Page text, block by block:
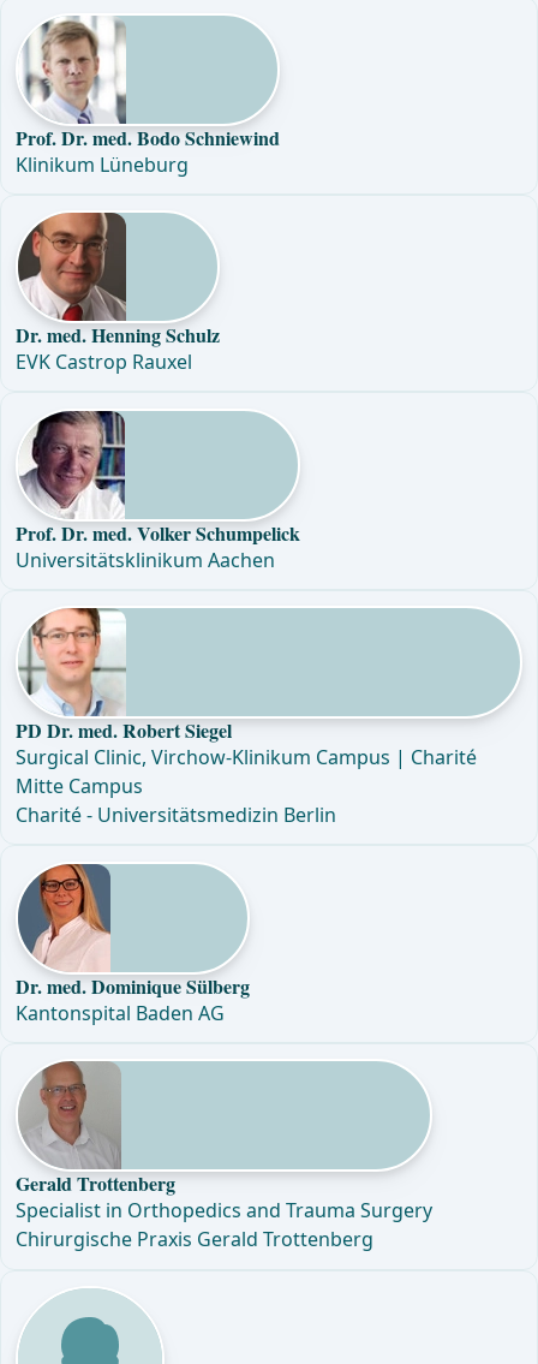
Prof. Dr. med. Bodo Schniewind
Klinikum Lüneburg
Dr. med. Henning Schulz
EVK Castrop Rauxel
Prof. Dr. med. Volker Schumpelick
Universitätsklinikum Aachen
PD Dr. med. Robert Siegel
Surgical Clinic, Virchow-Klinikum Campus | Charité
Mitte Campus
Charité - Universitätsmedizin Berlin
Dr. med. Dominique Sülberg
Kantonspital Baden AG
Gerald Trottenberg
Specialist in Orthopedics and Trauma Surgery
Chirurgische Praxis Gerald Trottenberg